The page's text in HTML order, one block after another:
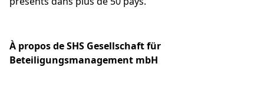
À propos de SHS Gesellschaft für
Beteiligungsmanagement mbH